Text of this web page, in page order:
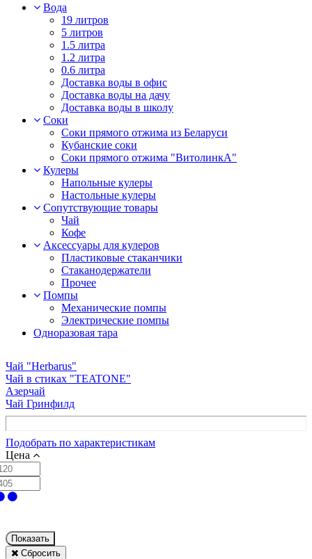
Вода
19 литров
5 литров
1.5 литра
1.2 литра
0.6 литра
Доставка воды в офис
Доставка воды на дачу
Доставка воды в школу
Соки
Соки прямого отжима из Беларуси
Кубанские соки
Соки прямого отжима "ВитолинкА"
Кулеры
Напольные кулеры
Настольные кулеры
Сопутствующие товары
Чай
Кофе
Аксессуары для кулеров
Пластиковые стаканчики
Стаканодержатели
Прочее
Помпы
Механические помпы
Электрические помпы
Одноразовая тара
Чай "Herbarus"
Чай в стиках "TEATONE"
Азерчай
Чай Гринфилд
Подобрать по характеристикам
Цена
Показать
Сбросить